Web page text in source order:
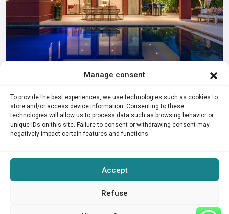
Manage consent
To provide the best experiences, we use technologies such as cookies to
store and/or access device information. Consenting to these
technologies will allow us to process data such as browsing behavior or
unique IDs on this site. Failure to consent or withdrawing consent may
negatively impact certain features and functions.
Accept
Refuse
De712€Por noche
Villa Lyla es una hermosa propiedad con mucho encanto.
La casa se encuentra a 20 minutos d...